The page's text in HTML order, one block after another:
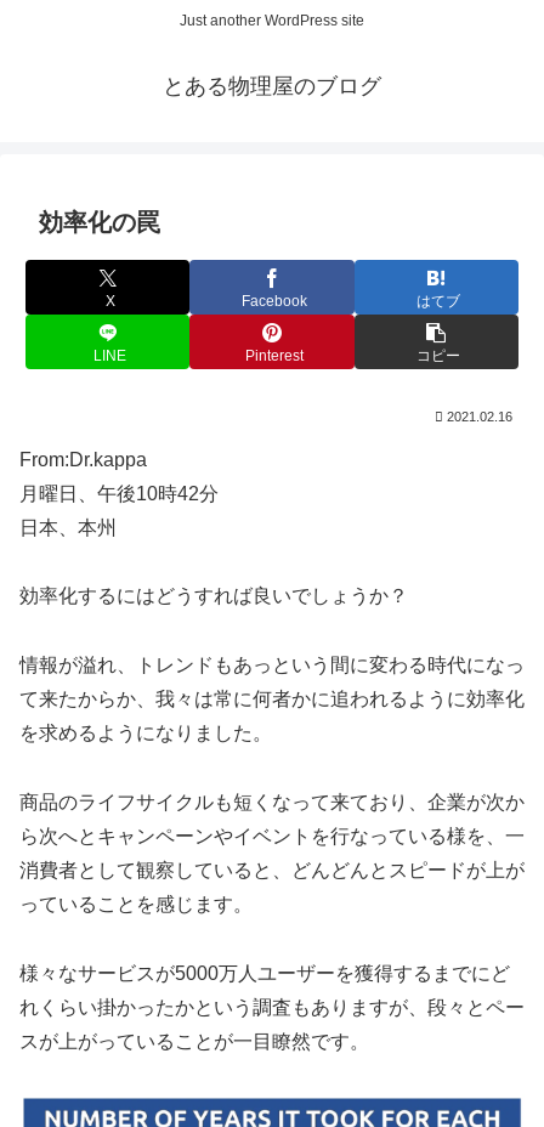
Just another WordPress site
とある物理屋のブログ
効率化の罠
X Facebook はてブ
LINE Pinterest コピー
2021.02.16
From:Dr.kappa
月曜日、午後10時42分
日本、本州
効率化するにはどうすれば良いでしょうか？
情報が溢れ、トレンドもあっという間に変わる時代になっ
て来たからか、我々は常に何者かに追われるように効率化
を求めるようになりました。
商品のライフサイクルも短くなって来ており、企業が次か
ら次へとキャンペーンやイベントを行なっている様を、一
消費者として観察していると、どんどんとスピードが上が
っていることを感じます。
様々なサービスが5000万人ユーザーを獲得するまでにど
れくらい掛かったかという調査もありますが、段々とペー
スが上がっていることが一目瞭然です。